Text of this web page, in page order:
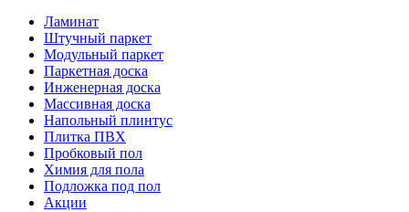
Ламинат
Штучный паркет
Модульный паркет
Паркетная доска
Инженерная доска
Массивная доска
Напольный плинтус
Плитка ПВХ
Пробковый пол
Химия для пола
Подложка под пол
Акции